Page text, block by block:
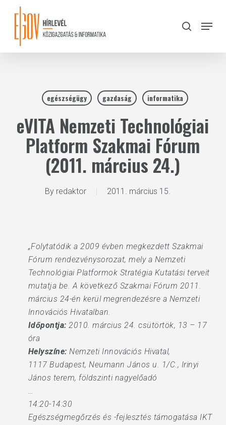
content
search
Menu
egészségügy gazdaság informatika
eVITA Nemzeti Technológiai
Platform Szakmai Fórum
(2011. március 24.)
By redaktor 2011. március 15.
„Folytatódik a 2009 évben megkezdett Szakmai
Fórum rendezvénysorozat, mely a Nemzeti
Technológiai Platformok Stratégia Kutatási terveit
mutatja be. A következő Szakmai Fórum 2011.
március 24-én kerül megrendezésre a Nemzeti
Innovációs Hivatalban.
Időpontja: 2010. március 24. csütörtök, 13 – 17
óra
Helyszíne: Nemzeti Innovációs Hivatal,
1117 Budapest, Neumann János u. 1/C., Irinyi
János terem, földszinti nagyelőadó
…
14:20-14:30
Egészségmegőrzés és -fejlesztés támogatása IKT
Close